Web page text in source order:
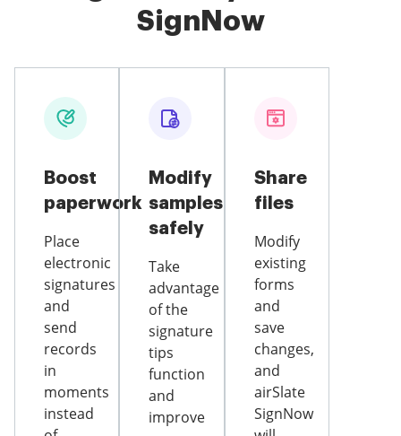
SignNow
Boost
paperwork
Place
electronic
signatures
and
send
records
in
moments
instead
Modify
samples
safely
Take
advantage
of the
signature
tips
function
and
improve
Share
files
Modify
existing
forms
and
save
changes,
and
airSlate
SignNow